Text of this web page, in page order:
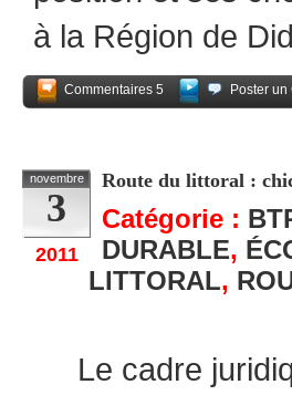
à la Région de
Commentaires 5
Poster
novembre
3
2011
Route du littoral :
Catégorie :
DURABLE,
LITTORAL,
Le cadre